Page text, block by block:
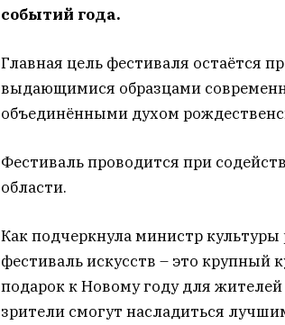
событий года.
Главная цель фестиваля остаётся
выдающимися образцами
объединёнными духом
Фестиваль проводится при
области.
Как подчеркнула министр
фестиваль искусств – это
подарок к Новому году для
зрители смогут насладиться